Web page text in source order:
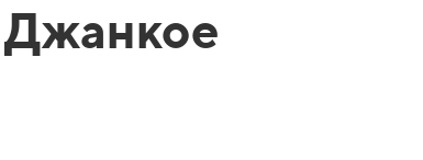
Джанкое